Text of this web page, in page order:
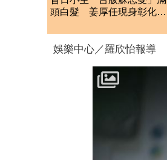
頭白髮 姜厚任現身彰化地
娛樂中心／羅欣怡報導